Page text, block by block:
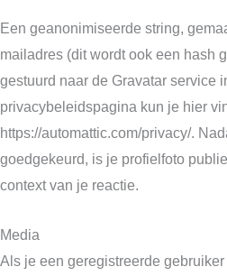
Een geanonimiseerde string,
mailadres (dit wordt ook een hash
gestuurd naar de Gravatar service
privacybeleidspagina kun je hier
https://automattic.com/privacy/.
goedgekeurd, is je profielfoto
context van je reactie.
Media
Als je een geregistreerde